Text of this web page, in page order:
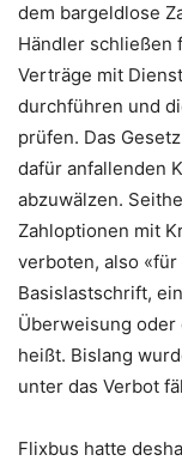
dem bargeldlose
Händler schließen
Verträge mit
durchführen und
prüfen. Das
dafür anfallenden
abzuwälzen.
Zahloptionen mit
verboten, also
Basislastschrift,
Überweisung oder
heißt. Bislang
unter das Verbot
Flixbus hatte